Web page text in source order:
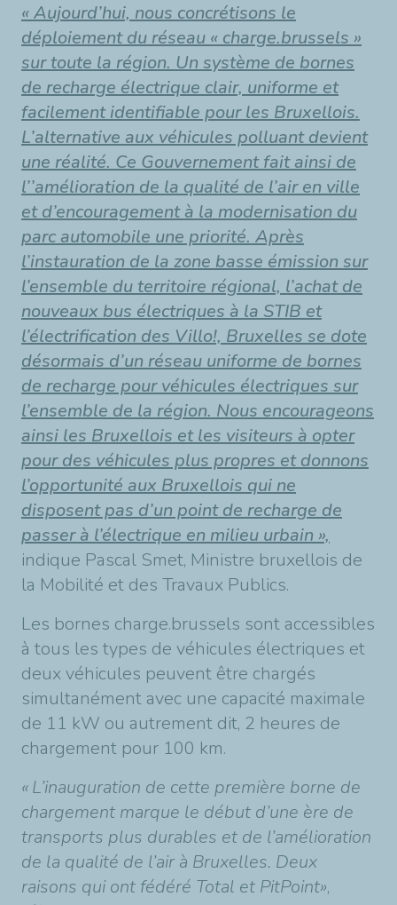
« Aujourd’hui, nous concrétisons le
déploiement du réseau « charge.brussels »
sur toute la région. Un système de bornes
de recharge électrique clair, uniforme et
facilement identifiable pour les Bruxellois.
L’alternative aux véhicules polluant devient
une réalité. Ce Gouvernement fait ainsi de
l’’amélioration de la qualité de l’air en ville
et d’encouragement à la modernisation du
parc automobile une priorité. Après
l’instauration de la zone basse émission sur
l’ensemble du territoire régional, l’achat de
nouveaux bus électriques à la STIB et
l’électrification des Villo!, Bruxelles se dote
désormais d’un réseau uniforme de bornes
de recharge pour véhicules électriques sur
l’ensemble de la région. Nous encourageons
ainsi les Bruxellois et les visiteurs à opter
pour des véhicules plus propres et donnons
l’opportunité aux Bruxellois qui ne
disposent pas d’un point de recharge de
passer à l’électrique en milieu urbain »,
indique Pascal Smet, Ministre bruxellois de
la Mobilité et des Travaux Publics.
Les bornes charge.brussels sont accessibles
à tous les types de véhicules électriques et
deux véhicules peuvent être chargés
simultanément avec une capacité maximale
de 11 kW ou autrement dit, 2 heures de
chargement pour 100 km.
« L’inauguration de cette première borne de
chargement marque le début d’une ère de
transports plus durables et de l’amélioration
de la qualité de l’air à Bruxelles. Deux
raisons qui ont fédéré Total et PitPoint»,